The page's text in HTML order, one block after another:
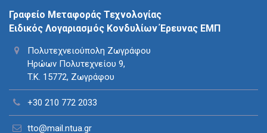
Γραφείο Μεταφοράς Τεχνολογίας
Ειδικός Λογαριασμός Κονδυλίων Έρευνας ΕΜΠ
Πολυτεχνειούπολη Ζωγράφου
Ηρώων Πολυτεχνείου 9,
T.K. 15772, Ζωγράφου
+30 210 772 2033
tto@mail.ntua.gr